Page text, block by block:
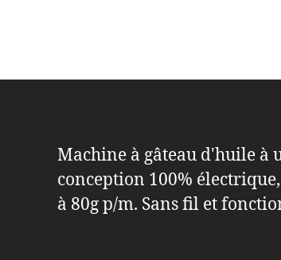
Machine à gâteau d'huile à
conception 100%
à 80g p/m. Sans fil et